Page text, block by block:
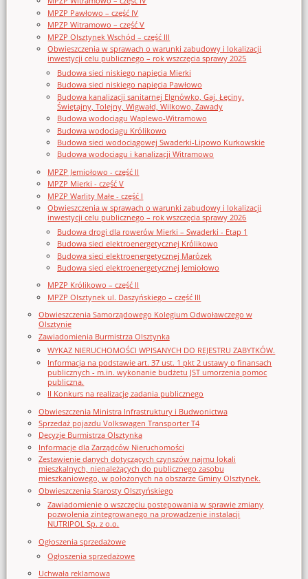
MPZP Pawłowo – część IV
MPZP Witramowo – część V
MPZP Olsztynek Wschód – część III
Obwieszczenia w sprawach o warunki zabudowy i lokalizacji
inwestycji celu publicznego – rok wszczęcia sprawy 2025
Budowa sieci niskiego napięcia Mierki
Budowa sieci niskiego napięcia Pawłowo
Budowa kanalizacji sanitarnej Elgnówko, Gaj, Łęciny,
Świętajny, Tolejny, Wigwałd, Wilkowo, Zawady
Budowa wodociągu Waplewo-Witramowo
Budowa wodociągu Królikowo
Budowa sieci wodociągowej Swaderki-Lipowo Kurkowskie
Budowa wodociągu i kanalizacji Witramowo
MPZP Jemiołowo - część II
MPZP Mierki - część V
MPZP Warlity Małe - część I
Obwieszczenia w sprawach o warunki zabudowy i lokalizacji
inwestycji celu publicznego – rok wszczęcia sprawy 2026
Budowa drogi dla rowerów Mierki – Swaderki - Etap 1
Budowa sieci elektroenergetycznej Królikowo
Budowa sieci elektroenergetycznej Marózek
Budowa sieci elektroenergetycznej Jemiołowo
MPZP Królikowo – część II
MPZP Olsztynek ul. Daszyńskiego – część III
Obwieszczenia Samorządowego Kolegium Odwoławczego w
Olsztynie
Zawiadomienia Burmistrza Olsztynka
WYKAZ NIERUCHOMOŚCI WPISANYCH DO REJESTRU ZABYTKÓW.
Informacja na podstawie art. 37 ust. 1 pkt 2 ustawy o finansach
publicznych - m.in. wykonanie budżetu JST umorzenia pomoc
publiczna.
II Konkurs na realizację zadania publicznego
Obwieszczenia Ministra Infrastruktury i Budwonictwa
Sprzedaż pojazdu Volkswagen Transporter T4
Decyzje Burmistrza Olsztynka
Informacje dla Zarządców Nieruchomości
Zestawienie danych dotyczących czynszów najmu lokali
mieszkalnych, nienależących do publicznego zasobu
mieszkaniowego, w położonych na obszarze Gminy Olsztynek.
Obwieszczenia Starosty Olsztyńskiego
Zawiadomienie o wszczęciu postępowania w sprawie zmiany
pozwolenia zintegrowanego na prowadzenie instalacji
NUTRIPOL Sp. z o.o.
Ogłoszenia sprzedażowe
Ogłoszenia sprzedażowe
Uchwała reklamowa